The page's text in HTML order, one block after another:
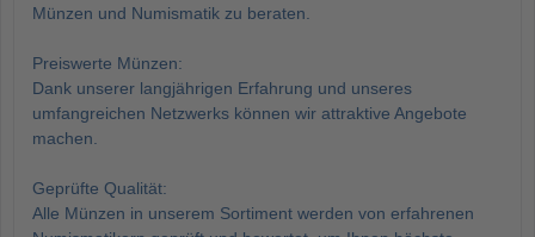
Münzen und Numismatik zu beraten.
Preiswerte Münzen:
Dank unserer langjährigen Erfahrung und unseres
umfangreichen Netzwerks können wir attraktive Angebote
machen.
Geprüfte Qualität:
Alle Münzen in unserem Sortiment werden von erfahrenen